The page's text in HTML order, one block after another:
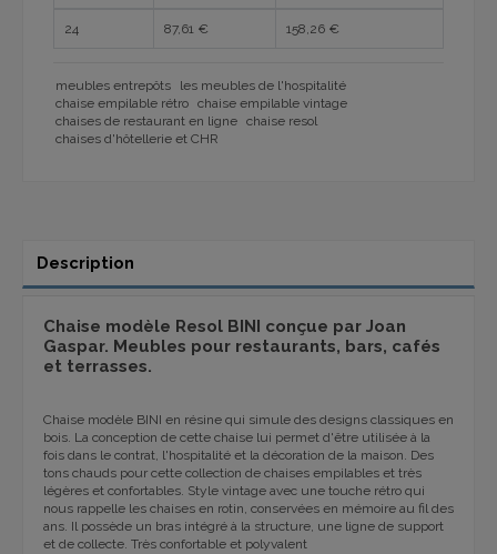
24 87,61 € 158,26 €
meubles entrepôts
les meubles de l'hospitalité
chaise empilable rétro chaise empilable vintage
chaises de restaurant en ligne chaise resol
chaises d'hôtellerie et CHR
Description
Chaise modèle Resol BINI conçue par Joan
Gaspar. Meubles pour restaurants, bars, cafés
et terrasses.
Chaise modèle BINI en résine qui simule des designs classiques en
bois. La conception de cette chaise lui permet d'être utilisée à la
fois dans le contrat, l'hospitalité et la décoration de la maison. Des
tons chauds pour cette collection de chaises empilables et très
légères et confortables. Style vintage avec une touche rétro qui
nous rappelle les chaises en rotin, conservées en mémoire au fil des
ans. Il possède un bras intégré à la structure, une ligne de support
et de collecte. Très confortable et polyvalent